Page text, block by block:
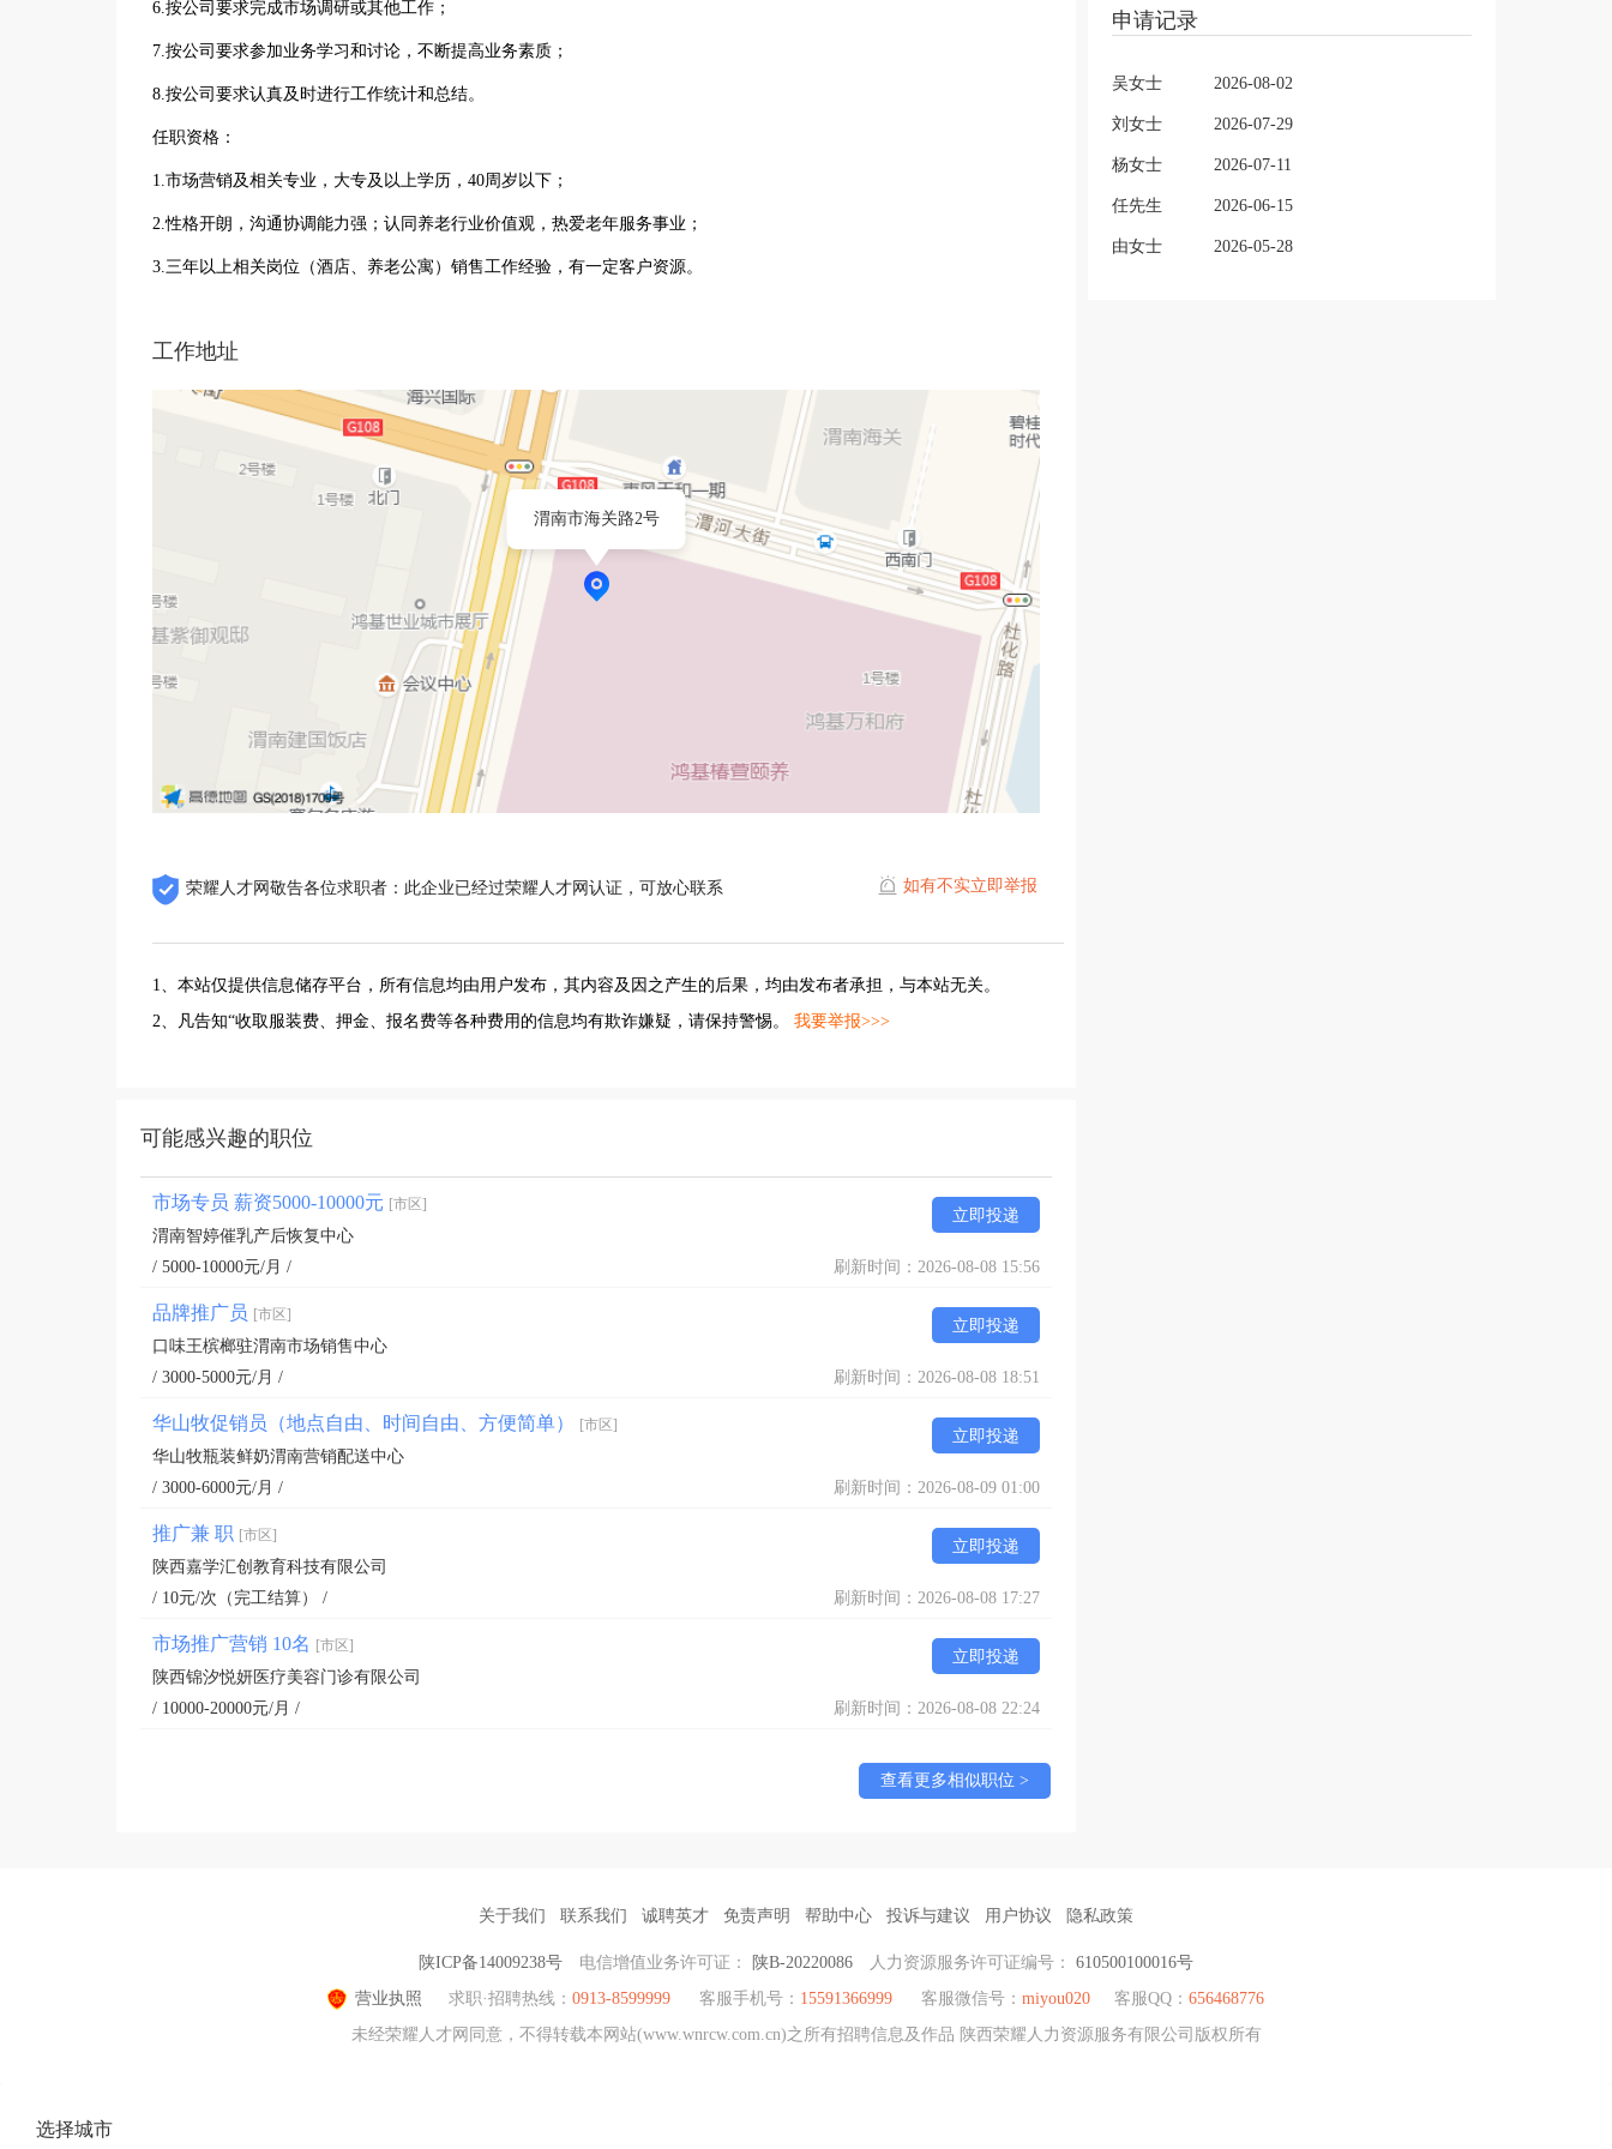
6.按公司要求完成市场调研或其他工作；
7.按公司要求参加业务学习和讨论，不断提高业务素质；
8.按公司要求认真及时进行工作统计和总结。
任职资格：
1.市场营销及相关专业，大专及以上学历，40周岁以下；
2.性格开朗，沟通协调能力强；认同养老行业价值观，热爱老年服务事业；
3.三年以上相关岗位（酒店、养老公寓）销售工作经验，有一定客户资源。
工作地址
渭南市海关路2号
荣耀人才网敬告各位求职者：此企业已经过荣耀人才网认证，可放心联系 如有不实立即举报
1、本站仅提供信息储存平台，所有信息均由用户发布，其内容及因之产生的后果，均由发布者承担，与本站无关。
2、凡告知“收取服装费、押金、报名费等各种费用的信息均有欺诈嫌疑，请保持警惕。 我要举报>>>
可能感兴趣的职位
市场专员 薪资5000-10000元 [市区]
立即投递
渭南智婷催乳产后恢复中心
/ 5000-10000元/月 /
刷新时间：2026-08-08 15:56
品牌推广员 [市区]
立即投递
口味王槟榔驻渭南市场销售中心
/ 3000-5000元/月 /
刷新时间：2026-08-08 18:51
华山牧促销员（地点自由、时间自由、方便简单） [市区]
立即投递
华山牧瓶装鲜奶渭南营销配送中心
/ 3000-6000元/月 /
刷新时间：2026-08-09 01:00
推广兼 职 [市区]
立即投递
陕西嘉学汇创教育科技有限公司
/ 10元/次（完工结算） /
刷新时间：2026-08-08 17:27
市场推广营销 10名 [市区]
立即投递
陕西锦汐悦妍医疗美容门诊有限公司
/ 10000-20000元/月 /
刷新时间：2026-08-08 22:24
查看更多相似职位 >
申请记录
吴女士 2026-08-02
刘女士 2026-07-29
杨女士 2026-07-11
任先生 2026-06-15
由女士 2026-05-28
关于我们 联系我们 诚聘英才 免责声明 帮助中心 投诉与建议 用户协议 隐私政策
陕ICP备14009238号 电信增值业务许可证： 陕B-20220086 人力资源服务许可证编号： 610500100016号
营业执照
求职·招聘热线： 0913-8599999 客服手机号： 15591366999 客服微信号： miyou020 客服QQ： 656468776
未经荣耀人才网同意，不得转载本网站(www.wnrcw.com.cn)之所有招聘信息及作品 陕西荣耀人力资源服务有限公司版权所有
选择城市